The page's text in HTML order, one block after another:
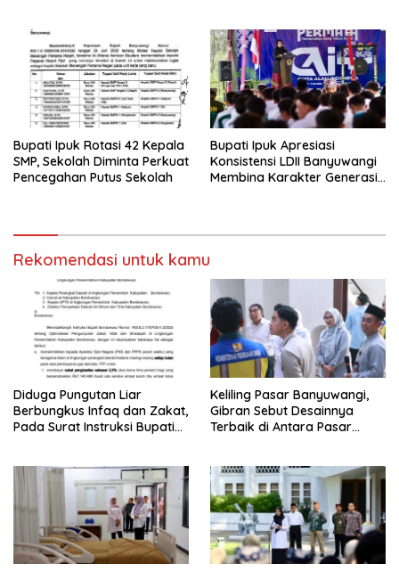
Bupati Ipuk Rotasi 42 Kepala
SMP, Sekolah Diminta Perkuat
Pencegahan Putus Sekolah
Bupati Ipuk Apresiasi
Konsistensi LDII Banyuwangi
Membina Karakter Generasi
Rekomendasi untuk kamu
Diduga Pungutan Liar
Berbungkus Infaq dan Zakat,
Pada Surat Instruksi Bupati
Keliling Pasar Banyuwangi,
Gibran Sebut Desainnya
Terbaik di Antara Pasar